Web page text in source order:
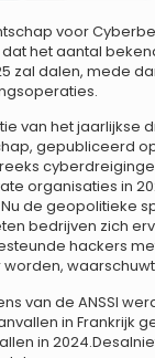
voor
het aantal
zal dalen, mede
van het jaarlijkse
gepubliceerd
organisaties in
de geopolitieke
bedrijven zich
hackers
waarschuwt
van de ANSSI
in Frankrijk
in